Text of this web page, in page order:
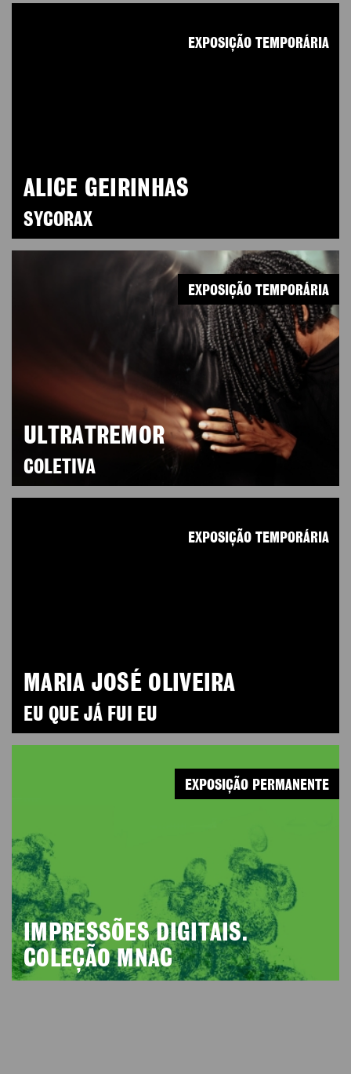
ALICE GEIRINHAS
SYCORAX
EXPOSIÇÃO TEMPORÁRIA
ULTRATREMOR
COLETIVA
EXPOSIÇÃO TEMPORÁRIA
MARIA JOSÉ OLIVEIRA
EU QUE JÁ FUI EU
EXPOSIÇÃO TEMPORÁRIA
IMPRESSÕES DIGITAIS.
COLEÇÃO MNAC
EXPOSIÇÃO PERMANENTE